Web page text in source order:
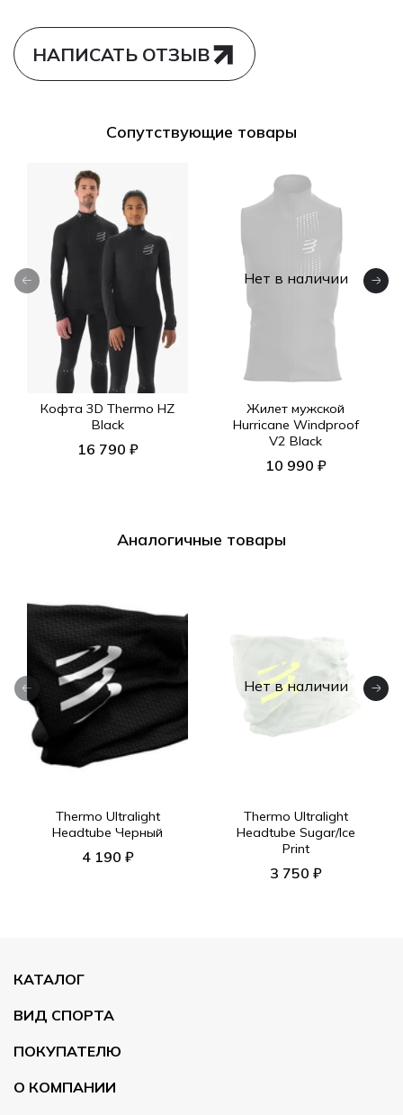
НАПИСАТЬ ОТЗЫВ
Сопутствующие товары
Кофта 3D Thermo HZ
Black
16 790 ₽
Нет в наличии
Жилет мужской
Hurricane Windproof
V2 Black
10 990 ₽
Аналогичные товары
Thermo Ultralight
Headtube Черный
4 190 ₽
Нет в наличии
Thermo Ultralight
Headtube Sugar/Ice
Print
3 750 ₽
КАТАЛОГ
ВИД СПОРТА
ПОКУПАТЕЛЮ
О КОМПАНИИ